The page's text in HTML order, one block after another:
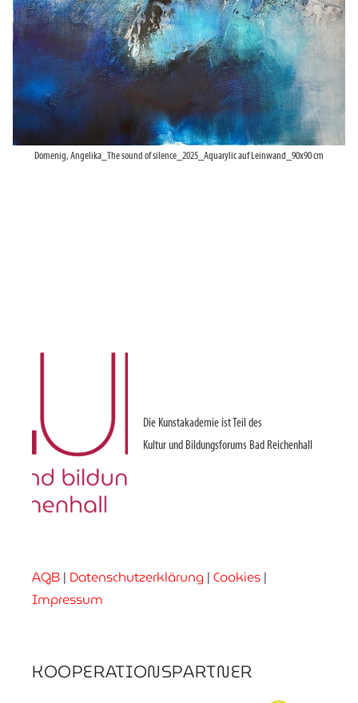
Domenig, Angelika_The sound of silence_2025_Aquarylic auf Leinwand_90x90 cm
Die Kunstakademie ist Teil des
Kultur und Bildungsforums Bad Reichenhall
AGB | Datenschutzerklärung | Cookies |
Impressum
KOOPERATIONSPARTNER